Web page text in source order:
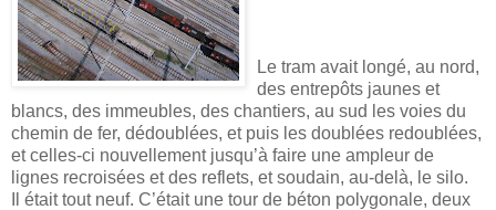
Le tram avait longé, au nord,
des entrepôts jaunes et
blancs, des immeubles, des chantiers, au sud les voies du
chemin de fer, dédoublées, et puis les doublées redoublées,
et celles-ci nouvellement jusqu’à faire une ampleur de
lignes recroisées et des reflets, et soudain, au-delà, le silo.
Il était tout neuf. C’était une tour de béton polygonale, deux